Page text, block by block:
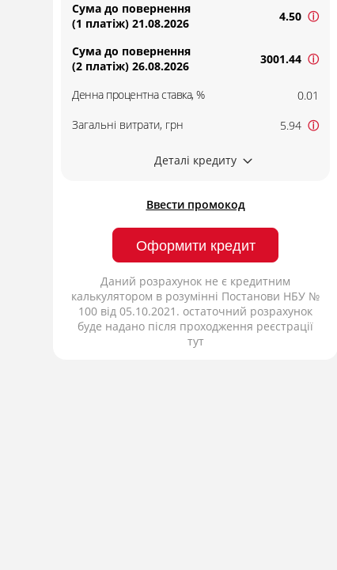
Сума до повернення
(1 платіж) 21.08.2026
4.50 ⓘ
Сума до повернення
(2 платіж) 26.08.2026
3001.44 ⓘ
Денна процентна ставка, %
0.01
Загальні витрати, грн
5.94 ⓘ
Деталі кредиту
Ввести промокод
Оформити кредит
Даний розрахунок не є кредитним
калькулятором в розумінні Постанови НБУ №
100 від 05.10.2021. остаточний розрахунок
буде надано після проходження реєстрації
тут